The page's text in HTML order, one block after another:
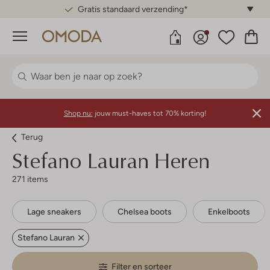
Gratis standaard verzending*
Menu
Shop nu: jouw must-haves tot 70% korting!
Terug
Stefano Lauran Heren
271 items
Lage sneakers Chelsea boots Enkelboots
Stefano Lauran
Filter en sorteer